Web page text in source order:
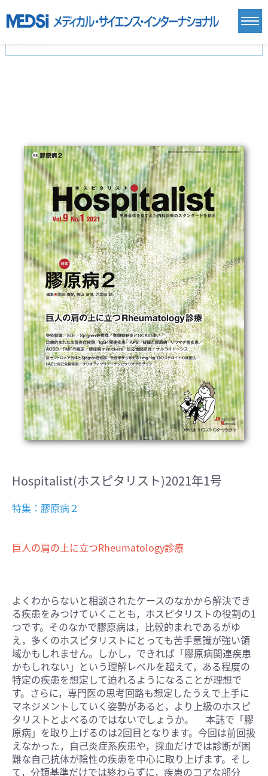
基礎医学(93)
基礎医学関連科学(80)
自然科学(25)
看護学(21)
医療技術(16)
歯科学(3)
栄養学(0)
薬学(7)
保健・体育(1)
衛生・公衆衛生学(14)
医学一般(91) マルチメディア(0)
Hospitalist(ホスピタリスト)2021年1号
特集：膠原病２
巨人の肩の上に立つRheumatology診療
よくわからないと相談されたケースのなかから解決でき
る疾患をみつけていくことも，ホスピタリストの役割の1
つです。そのなかで膠原病は，比較的まれであるがゆ
え，多くのホスピタリストにとっても苦手意識が強い領
域かもしれません。しかし，できれば「膠原病関連疾患
かもしれない」という理解レベルを超えて，ある程度の
特定の疾患を想定して迫れるようになることが理想で
す。さらに，専門医の思考回路も想定したうえで上手に
マネジメントしていく姿勢があると，より上級のホスピ
タリストとよべるのではないでしょうか。 本誌で「膠
原病」を取り上げるのは2回目となります。今回は前回扱
えなかった，自己炎症系疾患や，採血だけでは診断が困
難な自己抗体が陰性の疾患を中心に取り上げます。そし
て，分類基準だけでは終わらずに，疾患のコアな部分